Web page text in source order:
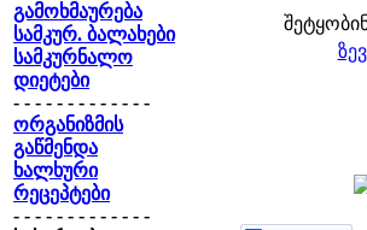
გამოხმაურება
სამკურ. ბალახები
სამკურნალო
დიეტები
- - - - - - - - - - - - -
ორგანიზმის
გაწმენდა
ხალხური
რეცეპტები
- - - - - - - - - - - - -